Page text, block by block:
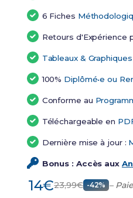
6 Fiches
Retours d'Expérience
Tableaux & Graphiques
100% Diplômé•e ou
Conforme au
Téléchargeable en
Dernière mise à jour :
Bonus : Accès aux
14€23,99€ -42% –